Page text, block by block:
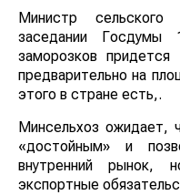
Министр
заседании
заморозков придется
предварительно на
этого в стране есть,.
Минсельхоз ожидает,
«достойным» и
внутренний рынок,
экспортные